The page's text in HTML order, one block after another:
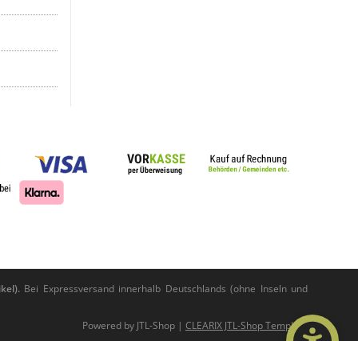
Bei Expressversand innerhalb Deutschlands (ohne Inseln und
Powered by JTL-Shop | CLEARIX JTL-Shop Template